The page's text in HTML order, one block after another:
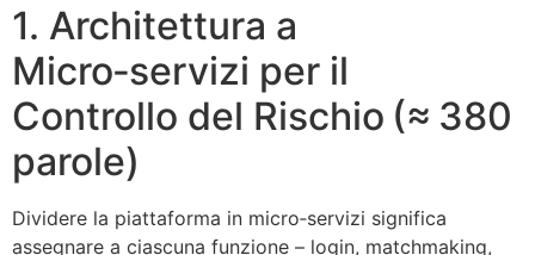
1. Architettura a
Micro‑servizi per il
Controllo del Rischio (≈ 380
parole)
Dividere la piattaforma in micro‑servizi significa
assegnare a ciascuna funzione – login, matchmaking,